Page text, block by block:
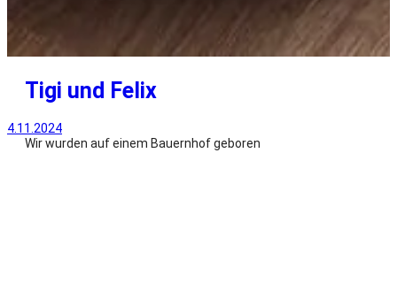
Tigi und Felix
4.11.2024
Wir wurden auf einem Bauernhof geboren